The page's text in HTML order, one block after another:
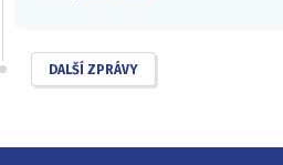
DALŠÍ ZPRÁVY